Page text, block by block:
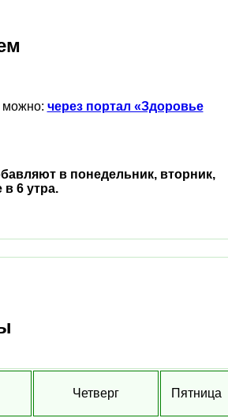
можно: через портал «Здоровье
в понедельник, вторник,
в 6 утра.
Четверг Пятница